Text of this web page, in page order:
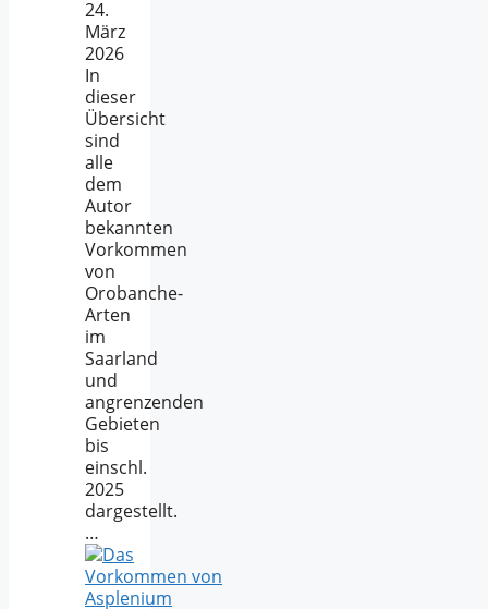
24.
März
2026
In
dieser
Übersicht
sind
alle
dem
Autor
bekannten
Vorkommen
von
Orobanche-
Arten
im
Saarland
und
angrenzenden
Gebieten
bis
einschl.
2025
dargestellt.
…